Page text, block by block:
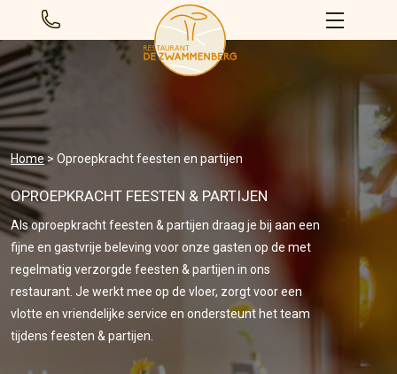
Home> Oproepkracht feesten en partijen
OPROEPKRACHT FEESTEN & PARTIJEN
Als oproepkracht feesten & partijen draag je bij aan een
fijne en gastvrije beleving voor onze gasten op de met
regelmatig verzorgde feesten & partijen in ons
restaurant. Je werkt mee op de vloer, zorgt voor een
vlotte en vriendelijke service en ondersteunt het team
tijdens feesten & partijen.